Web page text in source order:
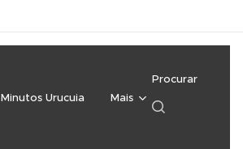
Minutos Urucuia Mais
Procurar